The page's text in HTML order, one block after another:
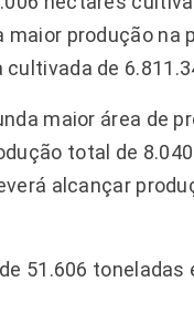
produção na
de
maior área de
total de
alcançar
51.606 toneladas